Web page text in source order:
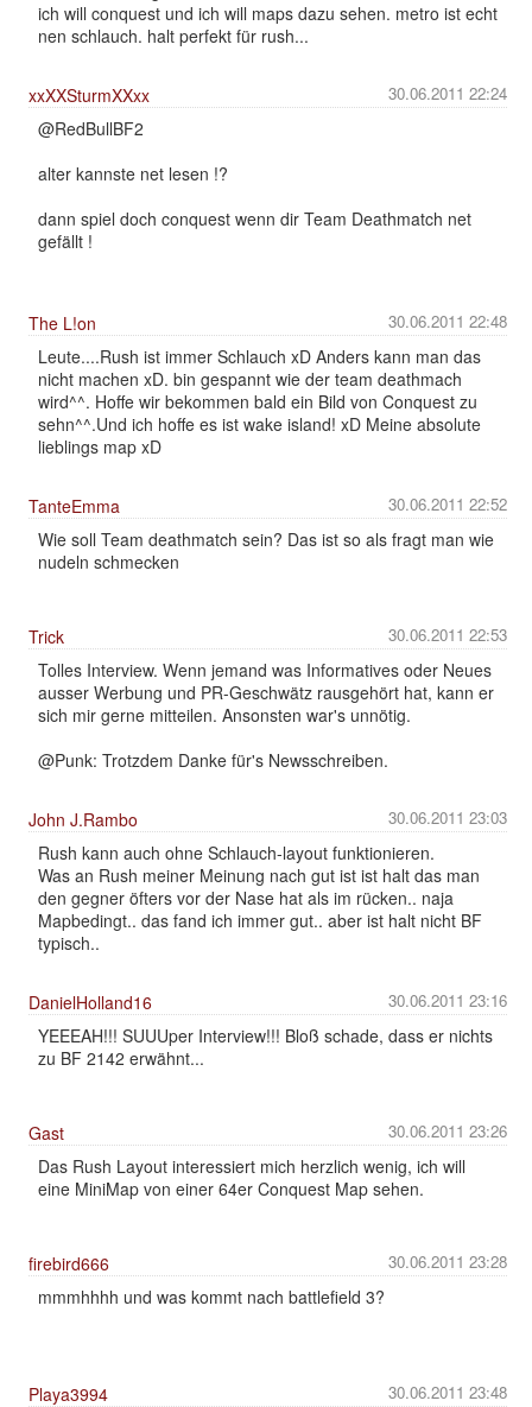
ich will conquest und ich will maps dazu sehen. metro ist echt
nen schlauch. halt perfekt für rush...
30.06.2011 22:24
xxXXSturmXXxx
@RedBullBF2
alter kannste net lesen !?
dann spiel doch conquest wenn dir Team Deathmatch net
gefällt !
30.06.2011 22:48
The L!on
Leute....Rush ist immer Schlauch xD Anders kann man das
nicht machen xD. bin gespannt wie der team deathmach
wird^^. Hoffe wir bekommen bald ein Bild von Conquest zu
sehn^^.Und ich hoffe es ist wake island! xD Meine absolute
lieblings map xD
30.06.2011 22:52
TanteEmma
Wie soll Team deathmatch sein? Das ist so als fragt man wie
nudeln schmecken
30.06.2011 22:53
Trick
Tolles Interview. Wenn jemand was Informatives oder Neues
ausser Werbung und PR-Geschwätz rausgehört hat, kann er
sich mir gerne mitteilen. Ansonsten war's unnötig.
@Punk: Trotzdem Danke für's Newsschreiben.
30.06.2011 23:03
John J.Rambo
Rush kann auch ohne Schlauch-layout funktionieren.
Was an Rush meiner Meinung nach gut ist ist halt das man
den gegner öfters vor der Nase hat als im rücken.. naja
Mapbedingt.. das fand ich immer gut.. aber ist halt nicht BF
typisch..
30.06.2011 23:16
DanielHolland16
YEEEAH!!! SUUUper Interview!!! Bloß schade, dass er nichts
zu BF 2142 erwähnt...
30.06.2011 23:26
Gast
Das Rush Layout interessiert mich herzlich wenig, ich will
eine MiniMap von einer 64er Conquest Map sehen.
30.06.2011 23:28
firebird666
mmmhhhh und was kommt nach battlefield 3?
30.06.2011 23:48
Playa3994